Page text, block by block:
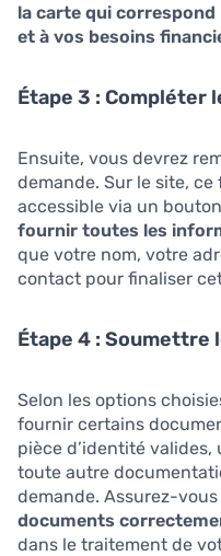
la carte qui correspond
et à vos besoins
Étape 3 : Compléter
Ensuite, vous devrez
demande. Sur le site,
accessible via un
fournir toutes les
que votre nom, votre
contact pour finaliser
Étape 4 : Soumettre
Selon les options
fournir certains
pièce d’identité
toute autre
demande. Assurez-vous
documents
dans le traitement de